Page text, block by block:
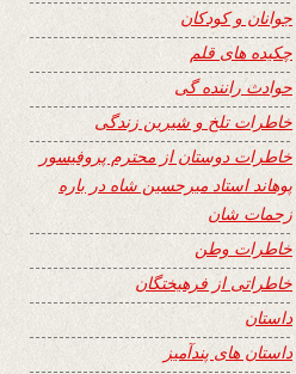
جوانان و کودکان
چکیده های قلم
حوادث راننده گی
خاطرات تلخ و شیرین زندگی
خاطرات دوستان از محترم پروفیسور
پوهاند استاد میرحسین شاه در باره
زحمات شان
خاطرات وطن
خاطراتی از فرهیختگان
داستان
داستان های پندآمیز